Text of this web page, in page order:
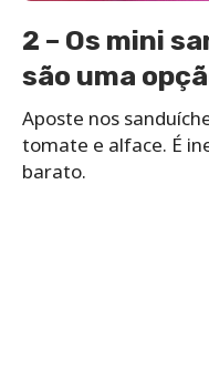
2 – Os mini
são uma
Aposte nos
tomate e alface. É
barato.